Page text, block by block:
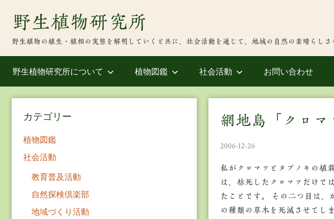
野生植物研究所
野生植物の植生・植相の実態を解明していくと共に、社会活動を通じて、地域の自然の素晴らし
野生植物研究所について 植物図鑑 社会活動 お問い合わせ
網地島「クロ
2006-12-26
私がクロマツとタブノキの植
は、枯死したクロマツだけで
たことです。 その二つ目は、
の種類の草木を死滅させてし
カテゴリー
植物図鑑
社会活動
教育普及活動
自然探検倶楽部
地域づくり活動